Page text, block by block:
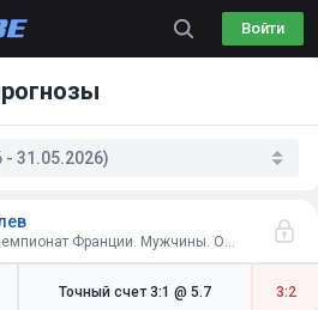
Войти
- 31.05.2026)
Теннис / Открытый чемпионат Франции. Мужчины. Одиночный разряд. 1/8 финала
Точный счет 3:1 @ 5.7 3:2